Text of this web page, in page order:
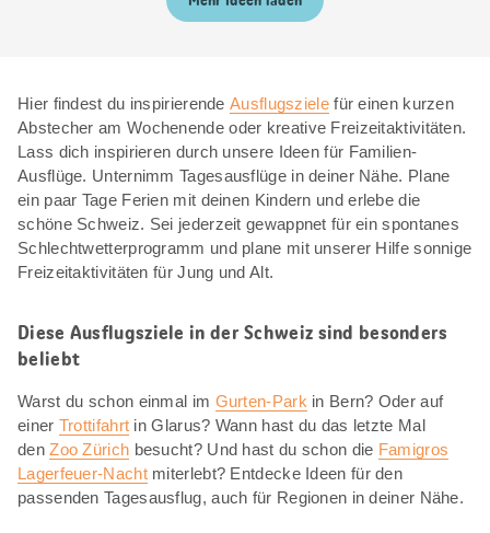
Hier findest du inspirierendeAusflugszielefür einen kurzen
Abstecher am Wochenende oder kreative Freizeitaktivitäten.
Lass dich inspirieren durch unsere Ideen für Familien-
Ausflüge. Unternimm Tagesausflüge in deiner Nähe. Plane
ein paar Tage Ferien mit deinen Kindern und erlebe die
schöne Schweiz. Sei jederzeit gewappnet für ein spontanes
Schlechtwetterprogramm und plane mit unserer Hilfe sonnige
Freizeitaktivitäten für Jung und Alt.
Diese Ausflugsziele in der Schweiz sind besonders
beliebt
Warst du schon einmal im Gurten-Park in Bern? Oder auf
einer Trottifahrt in Glarus? Wann hast du das letzte Mal
denZoo Zürich besucht? Und hast du schon die Famigros
Lagerfeuer-Nachtmiterlebt? Entdecke Ideen für den
passenden Tagesausflug, auch für Regionen in deiner Nähe.